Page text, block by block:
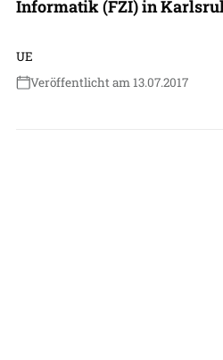
Informatik (FZI) in
UE
Veröffentlicht am 13.07.2017